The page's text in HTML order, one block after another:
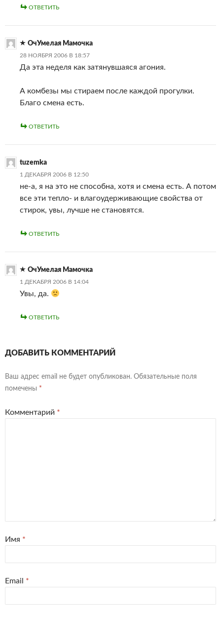
ОТВЕТИТЬ
ОчУмелая Мамочка
28 НОЯБРЯ 2006 В 18:57
Да эта неделя как затянувшаяся агония.
А комбезы мы стираем после каждой прогулки.
Благо смена есть.
ОТВЕТИТЬ
tuzemka
1 ДЕКАБРЯ 2006 В 12:50
не-а, я на это не способна, хотя и смена есть. А потом
все эти тепло- и влагоудерживающие свойства от
стирок, увы, лучше не становятся.
ОТВЕТИТЬ
ОчУмелая Мамочка
1 ДЕКАБРЯ 2006 В 14:04
Увы, да.
ОТВЕТИТЬ
ДОБАВИТЬ КОММЕНТАРИЙ
Ваш адрес email не будет опубликован. Обязательные поля
помечены *
Комментарий *
Имя *
Email *